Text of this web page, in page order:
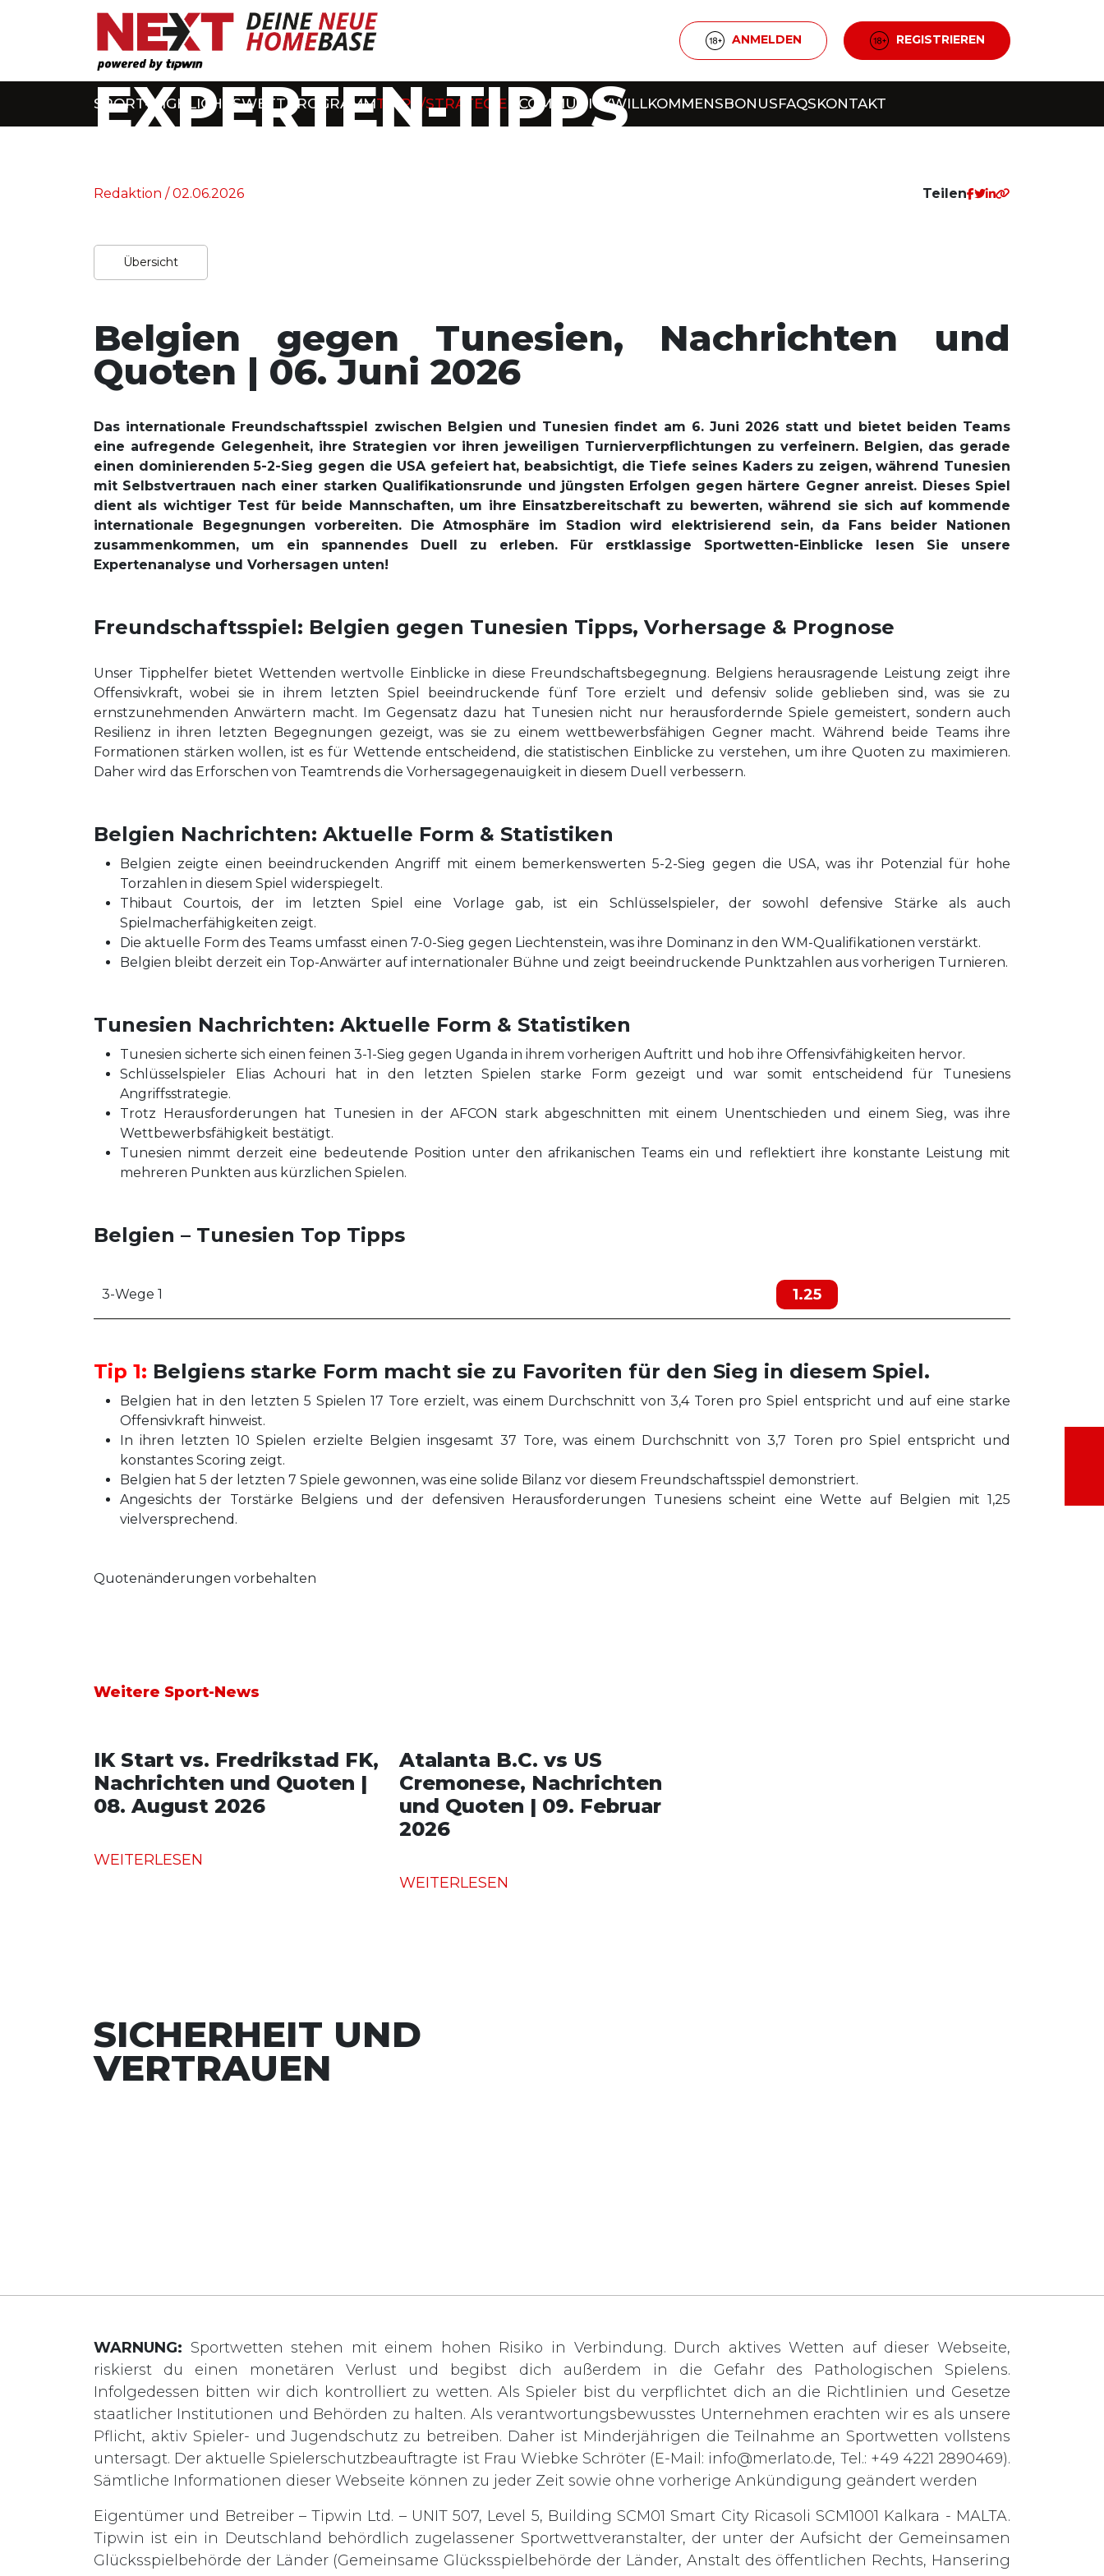
ANMELDEN REGISTRIEREN
SPORT-HIGHLIGHTSWETTPROGRAMMTIPPS/STRATEGIEN COMMUNITYWILLKOMMENSBONUSFAQSKONTAKT
EXPERTEN-TIPPS
Redaktion / 02.06.2026
Teilen
Übersicht
Belgien gegen Tunesien, Nachrichten und
Quoten | 06. Juni 2026
Das internationale Freundschaftsspiel zwischen Belgien und Tunesien findet am 6. Juni 2026 statt und bietet beiden Teams
eine aufregende Gelegenheit, ihre Strategien vor ihren jeweiligen Turnierverpflichtungen zu verfeinern. Belgien, das gerade
einen dominierenden 5-2-Sieg gegen die USA gefeiert hat, beabsichtigt, die Tiefe seines Kaders zu zeigen, während Tunesien
mit Selbstvertrauen nach einer starken Qualifikationsrunde und jüngsten Erfolgen gegen härtere Gegner anreist. Dieses Spiel
dient als wichtiger Test für beide Mannschaften, um ihre Einsatzbereitschaft zu bewerten, während sie sich auf kommende
internationale Begegnungen vorbereiten. Die Atmosphäre im Stadion wird elektrisierend sein, da Fans beider Nationen
zusammenkommen, um ein spannendes Duell zu erleben. Für erstklassige Sportwetten-Einblicke lesen Sie unsere
Expertenanalyse und Vorhersagen unten!
Freundschaftsspiel: Belgien gegen Tunesien Tipps, Vorhersage & Prognose
Unser Tipphelfer bietet Wettenden wertvolle Einblicke in diese Freundschaftsbegegnung. Belgiens herausragende Leistung zeigt ihre
Offensivkraft, wobei sie in ihrem letzten Spiel beeindruckende fünf Tore erzielt und defensiv solide geblieben sind, was sie zu
ernstzunehmenden Anwärtern macht. Im Gegensatz dazu hat Tunesien nicht nur herausfordernde Spiele gemeistert, sondern auch
Resilienz in ihren letzten Begegnungen gezeigt, was sie zu einem wettbewerbsfähigen Gegner macht. Während beide Teams ihre
Formationen stärken wollen, ist es für Wettende entscheidend, die statistischen Einblicke zu verstehen, um ihre Quoten zu maximieren.
Daher wird das Erforschen von Teamtrends die Vorhersagegenauigkeit in diesem Duell verbessern.
Belgien Nachrichten: Aktuelle Form & Statistiken
Belgien zeigte einen beeindruckenden Angriff mit einem bemerkenswerten 5-2-Sieg gegen die USA, was ihr Potenzial für hohe
Torzahlen in diesem Spiel widerspiegelt.
Thibaut Courtois, der im letzten Spiel eine Vorlage gab, ist ein Schlüsselspieler, der sowohl defensive Stärke als auch
Spielmacherfähigkeiten zeigt.
Die aktuelle Form des Teams umfasst einen 7-0-Sieg gegen Liechtenstein, was ihre Dominanz in den WM-Qualifikationen verstärkt.
Belgien bleibt derzeit ein Top-Anwärter auf internationaler Bühne und zeigt beeindruckende Punktzahlen aus vorherigen Turnieren.
Tunesien Nachrichten: Aktuelle Form & Statistiken
Tunesien sicherte sich einen feinen 3-1-Sieg gegen Uganda in ihrem vorherigen Auftritt und hob ihre Offensivfähigkeiten hervor.
Schlüsselspieler Elias Achouri hat in den letzten Spielen starke Form gezeigt und war somit entscheidend für Tunesiens
Angriffsstrategie.
Trotz Herausforderungen hat Tunesien in der AFCON stark abgeschnitten mit einem Unentschieden und einem Sieg, was ihre
Wettbewerbsfähigkeit bestätigt.
Tunesien nimmt derzeit eine bedeutende Position unter den afrikanischen Teams ein und reflektiert ihre konstante Leistung mit
mehreren Punkten aus kürzlichen Spielen.
Belgien – Tunesien Top Tipps
3-Wege 1 1.25
Tip 1: Belgiens starke Form macht sie zu Favoriten für den Sieg in diesem Spiel.
Belgien hat in den letzten 5 Spielen 17 Tore erzielt, was einem Durchschnitt von 3,4 Toren pro Spiel entspricht und auf eine starke
Offensivkraft hinweist.
In ihren letzten 10 Spielen erzielte Belgien insgesamt 37 Tore, was einem Durchschnitt von 3,7 Toren pro Spiel entspricht und
konstantes Scoring zeigt.
Belgien hat 5 der letzten 7 Spiele gewonnen, was eine solide Bilanz vor diesem Freundschaftsspiel demonstriert.
Angesichts der Torstärke Belgiens und der defensiven Herausforderungen Tunesiens scheint eine Wette auf Belgien mit 1,25
vielversprechend.
Quotenänderungen vorbehalten
Weitere Sport-News
IK Start vs. Fredrikstad FK,
Nachrichten und Quoten |
08. August 2026
WEITERLESEN
Atalanta B.C. vs US
Cremonese, Nachrichten
und Quoten | 09. Februar
2026
WEITERLESEN
SICHERHEIT UND
VERTRAUEN
WARNUNG: Sportwetten stehen mit einem hohen Risiko in Verbindung. Durch aktives Wetten auf dieser Webseite,
riskierst du einen monetären Verlust und begibst dich außerdem in die Gefahr des Pathologischen Spielens.
Infolgedessen bitten wir dich kontrolliert zu wetten. Als Spieler bist du verpflichtet dich an die Richtlinien und Gesetze
staatlicher Institutionen und Behörden zu halten. Als verantwortungsbewusstes Unternehmen erachten wir es als unsere
Pflicht, aktiv Spieler- und Jugendschutz zu betreiben. Daher ist Minderjährigen die Teilnahme an Sportwetten vollstens
untersagt. Der aktuelle Spielerschutzbeauftragte ist Frau Wiebke Schröter (E-Mail: info@merlato.de, Tel.: +49 4221 2890469).
Sämtliche Informationen dieser Webseite können zu jeder Zeit sowie ohne vorherige Ankündigung geändert werden
Eigentümer und Betreiber – Tipwin Ltd. – UNIT 507, Level 5, Building SCM01 Smart City Ricasoli SCM1001 Kalkara - MALTA.
Tipwin ist ein in Deutschland behördlich zugelassener Sportwettveranstalter, der unter der Aufsicht der Gemeinsamen
Glücksspielbehörde der Länder (Gemeinsame Glücksspielbehörde der Länder, Anstalt des öffentlichen Rechts, Hansering